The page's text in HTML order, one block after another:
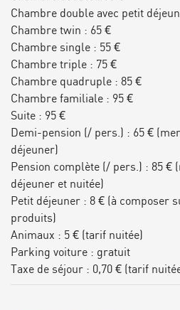
Chambre double avec petit
Chambre twin : 65 €
Chambre single : 55 €
Chambre triple : 75 €
Chambre quadruple : 85 €
Chambre familiale : 95 €
Suite : 95 €
Demi-pension (/ pers.) : 65 €
déjeuner)
Pension complète (/ pers.) : 85 €
déjeuner et nuitée)
Petit déjeuner : 8 € (à composer
produits)
Animaux : 5 € (tarif nuitée)
Parking voiture : gratuit
Taxe de séjour : 0,70 € (tarif